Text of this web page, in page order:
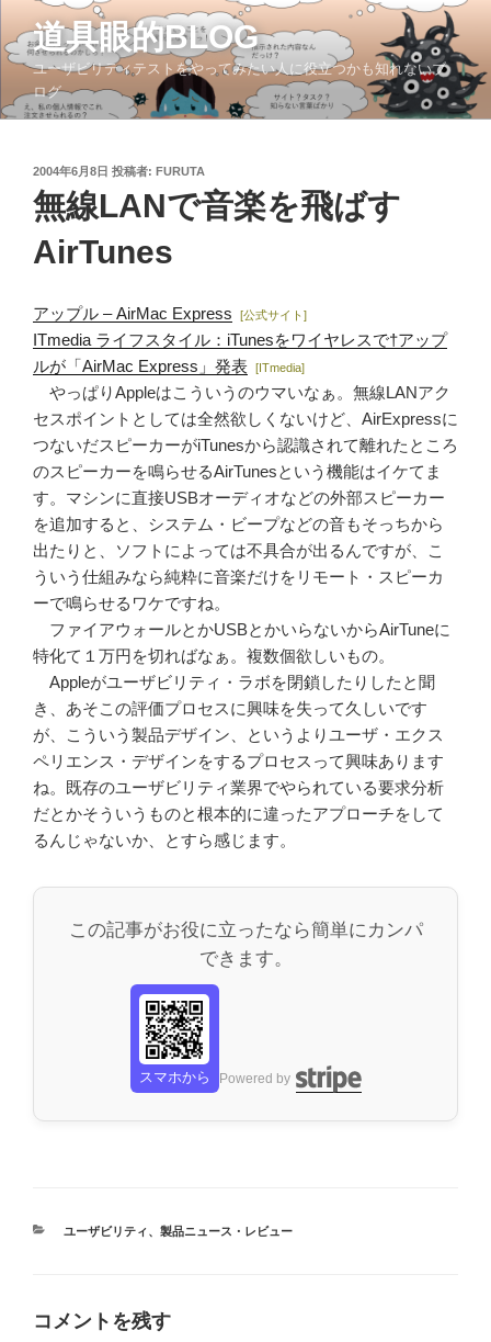
ン
テ
ツ
道具眼的BLOG
ユーザビリティテストをやってみたい人に役立つかも知れないブ
ログ
投
稿
日:
2004年6月8日 投稿者: FURUTA
無線LANで音楽を飛ばす
AirTunes
アップル – AirMac Express [公式サイト]
ITmedia ライフスタイル：iTunesをワイヤレスで†アップ
ルが「AirMac Express」発表 [ITmedia]
やっぱりAppleはこういうのウマいなぁ。無線LANアク
セスポイントとしては全然欲しくないけど、AirExpressに
つないだスピーカーがiTunesから認識されて離れたところ
のスピーカーを鳴らせるAirTunesという機能はイケてま
す。マシンに直接USBオーディオなどの外部スピーカー
を追加すると、システム・ビープなどの音もそっちから
出たりと、ソフトによっては不具合が出るんですが、こ
ういう仕組みなら純粋に音楽だけをリモート・スピーカ
ーで鳴らせるワケですね。
ファイアウォールとかUSBとかいらないからAirTuneに
特化て１万円を切ればなぁ。複数個欲しいもの。
Appleがユーザビリティ・ラボを閉鎖したりしたと聞
き、あそこの評価プロセスに興味を失って久しいです
が、こういう製品デザイン、というよりユーザ・エクス
ペリエンス・デザインをするプロセスって興味あります
ね。既存のユーザビリティ業界でやられている要求分析
だとかそういうものと根本的に違ったアプローチをして
るんじゃないか、とすら感じます。
この記事がお役に立ったなら簡単にカンパ
できます。
スマホから Powered by
カ
ユーザビリティ、 製品ニュース・レビュー
コメントを残す